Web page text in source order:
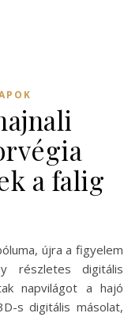
a falig
részletes digitális
napvilágot a hajó
s digitális másolat,